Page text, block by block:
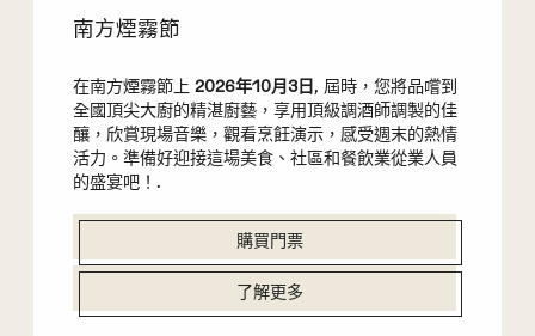
南方煙霧節
在南方煙霧節上 2026年10月3日 , 屆時，您將品嚐到
全國頂尖大廚的精湛廚藝，享用頂級調酒師調製的佳
釀，欣賞現場音樂，觀看烹飪演示，感受週末的熱情
活力。準備好迎接這場美食、社區和餐飲業從業人員
的盛宴吧！.
購買門票
了解更多